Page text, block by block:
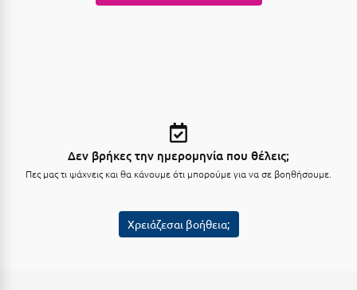
Λακόπετρα Αχαΐας
Δεν βρήκες την ημερομηνία που θέλεις;
Πες μας τι ψάχνεις και θα κάνουμε ότι μπορούμε για να σε βοηθήσουμε.
Χρειάζεσαι βοήθεια;